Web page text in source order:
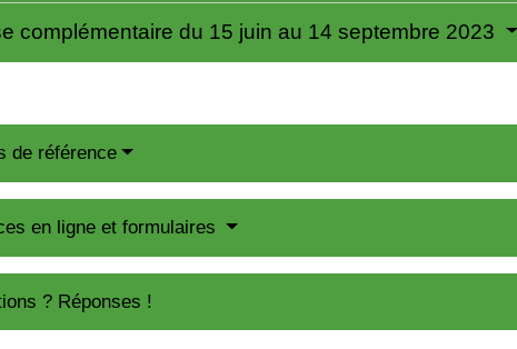
complémentaire du 15 juin au 14 septembre 2023
de référence
en ligne et formulaires
? Réponses !